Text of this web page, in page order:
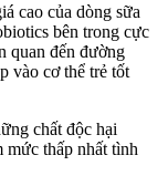
cao của dòng sữa
bên trong cực
quan đến đường
vào cơ thể trẻ tốt
chất độc hại
thấp nhất tình